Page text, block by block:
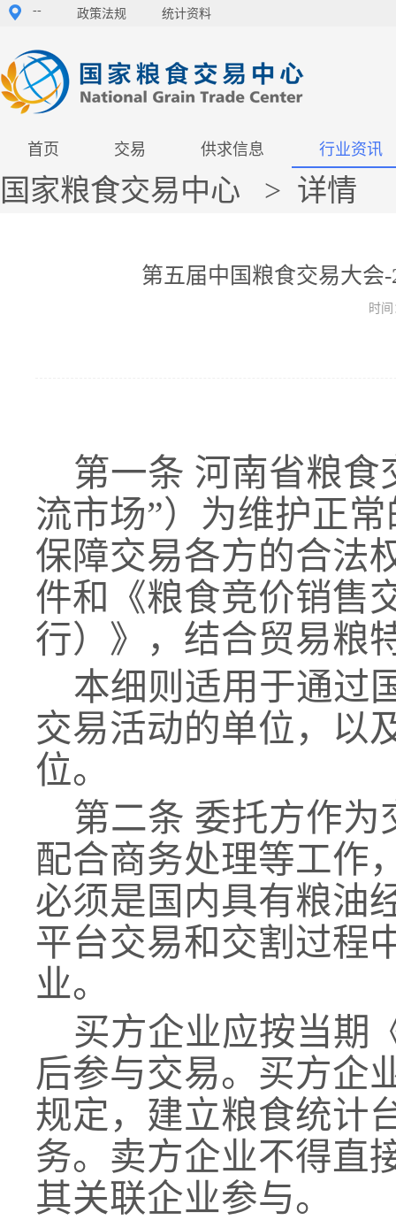
-- 政策法规 统计资料
首页 交易 供求信息 行业资讯
国家粮食交易中心 > 详情
第五届中国粮食交易大会
时
第一条 河南省粮食
流市场”）为维护正
保障交易各方的合法
件和《粮食竞价销售
行）》， 结合贸易粮
本细则适用于通过
交易活动的单位，以
位。
第二条 委托方作为
配合商务处理等工作
必须是国内具有粮油
平台交易和交割过程
业。
买方企业应按当期
后参与交易。买方企
规定，建立粮食统计
务。 卖方企业不得直
其关联企业参与。